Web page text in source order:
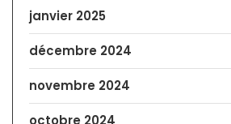
janvier 2025
décembre 2024
novembre 2024